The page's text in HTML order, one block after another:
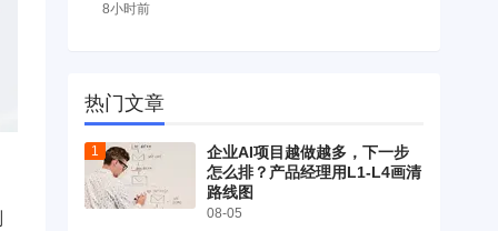
8小时前
热门文章
企业AI项目越做越多，下一步
怎么排？产品经理用L1-L4画清
路线图
08-05